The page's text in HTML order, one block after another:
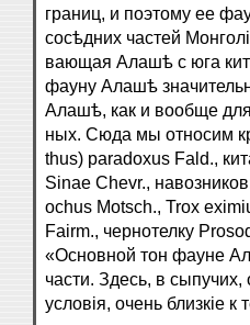
границ, и поэтому ее
сосѣдних частей
вающая Алашѣ с юга
фауну Алашѣ
Алашѣ, как и вообще для
ных. Сюда мы относим
thus) paradoxus Fald.,
Sinae Chevr.,
ochus Motsch., Trox
Fairm., чернотелку
«Основной тон фауне
части. Здесь, в сыпучих,
условія, очень близкіе